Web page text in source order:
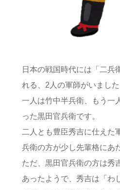
日本の戦国時代には「二兵
れる、2人の軍師がいました
一人は竹中半兵衛、もう一
った黒田官兵衛です。
二人とも豊臣秀吉に仕えた
兵衛の方が少し先輩格にあ
ただ、黒田官兵衛の方は秀
あったようで、秀吉は「わ